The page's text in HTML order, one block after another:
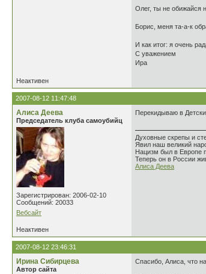
Олег, ты не обижайся
Борис, меня та-а-к
И как итог: я очень
С уважением
Ира
Неактивен
2007-08-12 11:47:48
Алиса Деева
Председатель клуба самоубийц
Зарегистрирован: 2006-02-10
Сообщений: 20033
Вебсайт
Перекидываю в
Духовные скрепы и
Явил наш великий
Нацизм был в Европе
Теперь он в России
Алиса Деева
Неактивен
2007-08-12 23:46:31
Ирина Сибирцева
Автор сайта
Спасибо, Алиса, что